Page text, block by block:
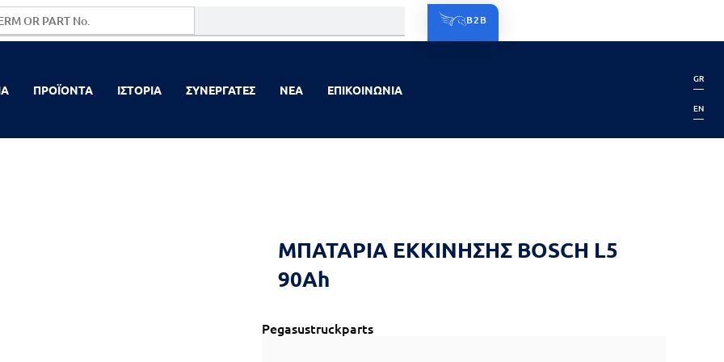
B2B
ΠΡΟΪΟΝΤΑ ΙΣΤΟΡΙΑ ΣΥΝΕΡΓΑΤΕΣ NEA ΕΠΙΚΟΙΝΩΝΙΑ
GR
EN
ΜΠΑΤΑΡΙΑ ΕΚΚΙΝΗΣΗΣ BOSCH L5
90Ah
Pegasustruckparts